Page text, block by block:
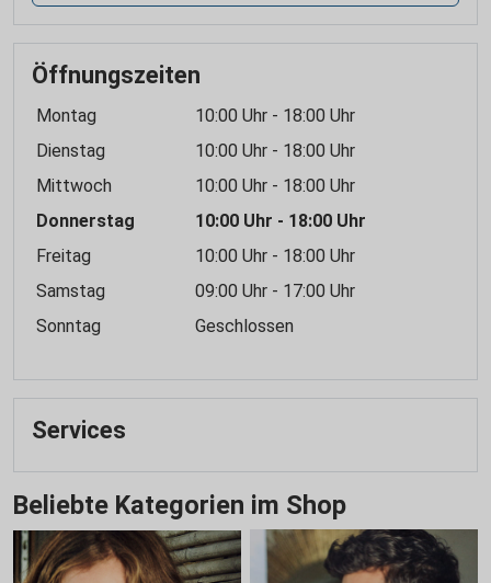
Öffnungszeiten
Montag
10:00 Uhr - 18:00 Uhr
Dienstag
10:00 Uhr - 18:00 Uhr
Mittwoch
10:00 Uhr - 18:00 Uhr
Donnerstag
10:00 Uhr - 18:00 Uhr
Freitag
10:00 Uhr - 18:00 Uhr
Samstag
09:00 Uhr - 17:00 Uhr
Sonntag
Geschlossen
Services
Beliebte Kategorien im Shop